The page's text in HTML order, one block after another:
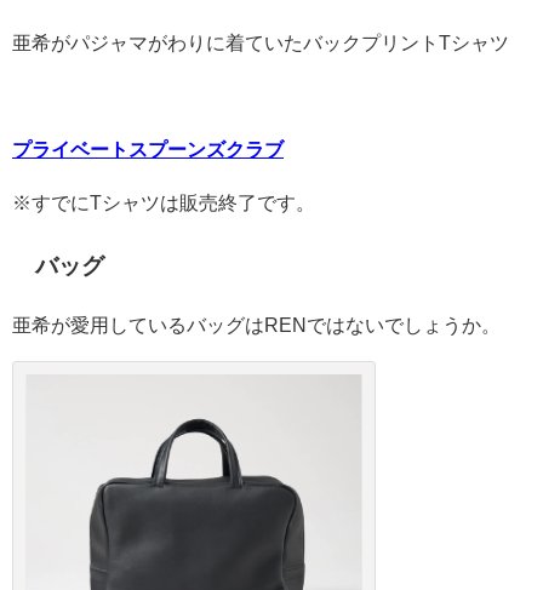
亜希がパジャマがわりに着ていたバックプリントTシャツ
プライベートスプーンズクラブ
※すでにTシャツは販売終了です。
バッグ
亜希が愛用しているバッグはRENではないでしょうか。